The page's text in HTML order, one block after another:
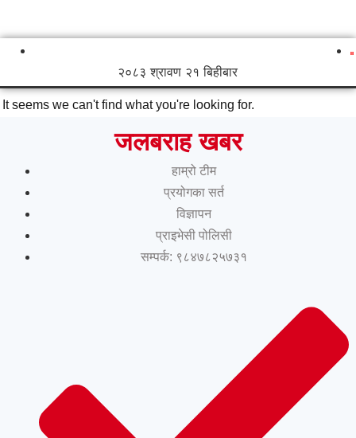
२०८३ श्रावण २१ बिहीबार
It seems we can't find what you're looking for.
जलबराह खबर
हाम्रो टीम
प्रयोगका सर्त
विज्ञापन
प्राइभेसी पोलिसी
सम्पर्क: ९८४७८२५७३१